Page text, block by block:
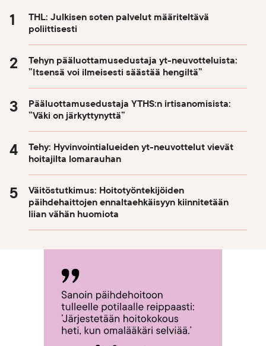
THL: Julkisen soten palvelut määriteltävä
poliittisesti
Tehyn pääluottamusedustaja yt-neuvotteluista:
”Itsensä voi ilmeisesti säästää hengiltä”
Pääluottamusedustaja YTHS:n irtisanomisista:
”Väki on järkyttynyttä”
Tehy: Hyvinvointialueiden yt-neuvottelut vievät
hoitajilta lomarauhan
Väitöstutkimus: Hoitotyöntekijöiden
päihdehaittojen ennaltaehkäisyyn kiinnitetään
liian vähän huomiota